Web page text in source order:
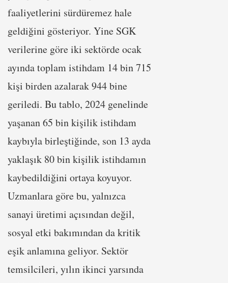
faaliyetlerini sürdüremez hale
geldiğini gösteriyor. Yine SGK
verilerine göre iki sektörde ocak
ayında toplam istihdam 14 bin 715
kişi birden azalarak 944 bine
geriledi. Bu tablo, 2024 genelinde
yaşanan 65 bin kişilik istihdam
kaybıyla birleştiğinde, son 13 ayda
yaklaşık 80 bin kişilik istihdamın
kaybedildiğini ortaya koyuyor.
Uzmanlara göre bu, yalnızca
sanayi üretimi açısından değil,
sosyal etki bakımından da kritik
eşik anlamına geliyor. Sektör
temsilcileri, yılın ikinci yarsında